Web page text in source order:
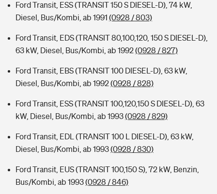
Ford Transit, ESS (TRANSIT 150 S DIESEL-D), 74 kW,
Diesel, Bus/Kombi, ab 1991 (0928 / 803)
Ford Transit, EDS (TRANSIT 80,100,120, 150 S DIESEL-D),
63 kW, Diesel, Bus/Kombi, ab 1992(0928 / 827)
Ford Transit, EBS (TRANSIT 100 DIESEL-D), 63 kW,
Diesel, Bus/Kombi, ab 1992(0928 / 828)
Ford Transit, ESS (TRANSIT 100,120,150 S DIESEL-D), 63
kW, Diesel, Bus/Kombi, ab 1993(0928 / 829)
Ford Transit, EDL (TRANSIT 100 L DIESEL-D), 63 kW,
Diesel, Bus/Kombi, ab 1993(0928 / 830)
Ford Transit, EUS (TRANSIT 100,150 S), 72 kW, Benzin,
Bus/Kombi, ab 1993(0928 / 846)